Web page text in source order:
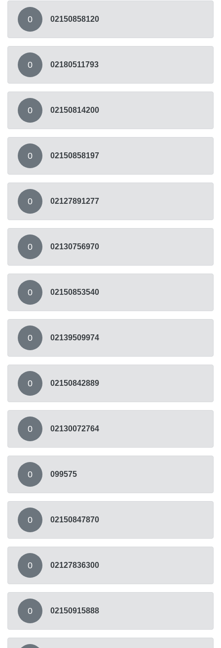
0 02150858120
0 02180511793
0 02150814200
0 02150858197
0 02127891277
0 02130756970
0 02150853540
0 02139509974
0 02150842889
0 02130072764
0 099575
0 02150847870
0 02127836300
0 02150915888